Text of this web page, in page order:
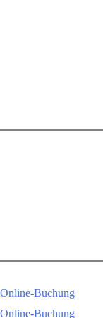
Online-Buchung
Online-Buchung